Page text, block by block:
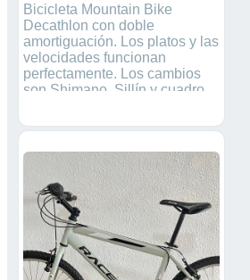
Bicicleta Mountain Bike
Decathlon con doble
amortiguación. Los platos y las
velocidades funcionan
perfectamente. Los cambios
son Shimano. Sillín y cuadro
manillar nuevos. La cadena
bicicleta para paseos o
desplazamientos por ciudad.
Está lista para empezar a
usarse. Precio NEGOCIABLE.